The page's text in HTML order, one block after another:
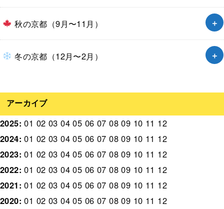
秋の京都（9月〜11月）
冬の京都（12月〜2月）
アーカイブ
2025:01 02 03 04 05 06 07 08 09 10 11 12
2024:01 02 03 04 05 06 07 08 09 10 11 12
2023:01 02 03 04 05 06 07 08 09 10 11 12
2022:01 02 03 04 05 06 07 08 09 10 11 12
2021:01 02 03 04 05 06 07 08 09 10 11 12
2020:01 02 03 04 05 06 07 08 09 10 11 12